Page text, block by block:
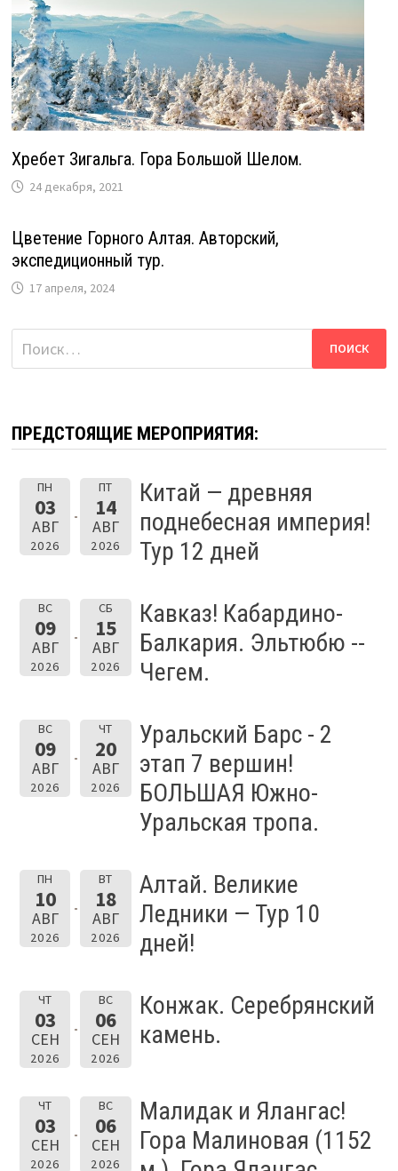
Хребет Зигальга. Гора Большой Шелом.
24 декабря, 2021
Цветение Горного Алтая. Авторский,
экспедиционный тур.
17 апреля, 2024
Найти:
ПРЕДСТОЯЩИЕ МЕРОПРИЯТИЯ:
ПН
03
АВГ
2026
ПТ
14
АВГ
2026
Китай — древняя
поднебесная империя!
Тур 12 дней
ВС
09
АВГ
2026
СБ
15
АВГ
2026
Кавказ! Кабардино-
Балкария. Эльтюбю --
Чегем.
ВС
09
АВГ
2026
ЧТ
20
АВГ
2026
Уральский Барс - 2
этап 7 вершин!
БОЛЬШАЯ Южно-
Уральская тропа.
ПН
10
АВГ
2026
ВТ
18
АВГ
2026
Алтай. Великие
Ледники — Тур 10
дней!
ЧТ
03
СЕН
2026
ВС
06
СЕН
2026
Конжак. Серебрянский
камень.
ЧТ
03
СЕН
2026
ВС
06
СЕН
2026
Малидак и Ялангас!
Гора Малиновая (1152